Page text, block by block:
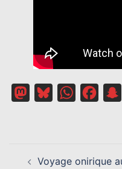
MastodonBlueskyWhatsApp
Voyage onirique